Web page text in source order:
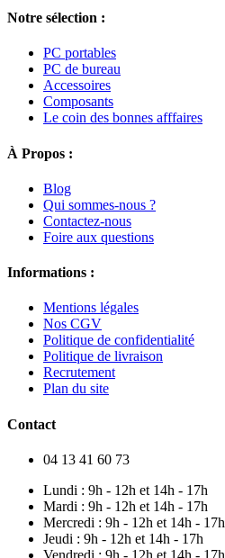
Notre sélection :
PC portables
PC de bureau
Accessoires
Composants
Le coin des bonnes afffaires
À Propos :
Blog
Qui sommes-nous ?
Contactez-nous
Foire aux questions
Informations :
Mentions légales
Nos CGV
Politique de confidentialité
Politique de livraison
Recrutement
Plan du site
Contact
04 13 41 60 73
Lundi : 9h - 12h et 14h - 17h
Mardi : 9h - 12h et 14h - 17h
Mercredi : 9h - 12h et 14h - 17h
Jeudi : 9h - 12h et 14h - 17h
Vendredi : 9h - 12h et 14h - 17h